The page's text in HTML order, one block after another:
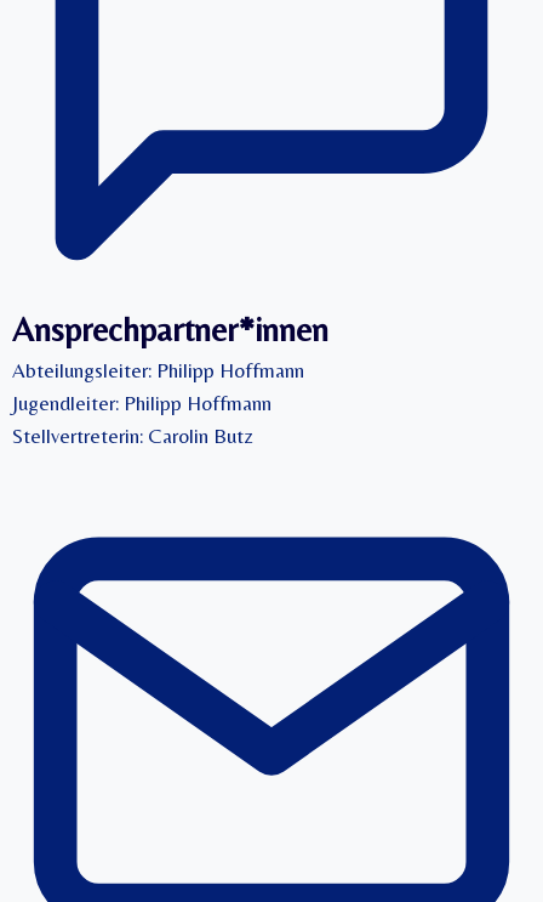
Ansprechpartner*innen
Abteilungsleiter: Philipp Hoffmann
Jugendleiter: Philipp Hoffmann
Stellvertreterin: Carolin Butz